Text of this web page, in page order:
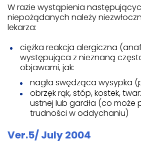
W razie wystąpienia
niepożądanych należy
lekarza:
ciężka reakcja alergiczna
występująca z nieznaną
objawami, jak:
nagła swędząca wysypka
obrzęk rąk, stóp, kostek,
ustnej lub gardła (co
trudności w oddychaniu)
Ver.5/ July 2004